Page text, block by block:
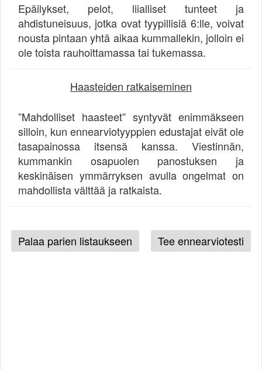
Epäilykset, pelot, liialliset tunteet ja
ahdistuneisuus, jotka ovat tyypillisiä 6:lle, voivat
nousta pintaan yhtä aikaa kummallekin, jolloin ei
ole toista rauhoittamassa tai tukemassa.
Haasteiden ratkaiseminen
”Mahdolliset haasteet” syntyvät enimmäkseen
silloin, kun ennearviotyyppien edustajat eivät ole
tasapainossa itsensä kanssa. Viestinnän,
kummankin osapuolen panostuksen ja
keskinäisen ymmärryksen avulla ongelmat on
mahdollista välttää ja ratkaista.
Palaa parien listaukseen Tee ennearviotesti